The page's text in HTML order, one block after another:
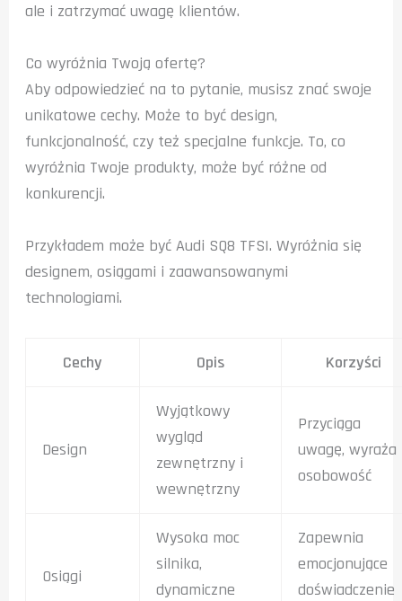
ale i zatrzymać uwagę klientów.
Co wyróżnia Twoją ofertę?
Aby odpowiedzieć na to pytanie, musisz znać swoje
unikatowe cechy. Może to być design,
funkcjonalność, czy też specjalne funkcje. To, co
wyróżnia Twoje produkty, może być różne od
konkurencji.
Przykładem może być Audi SQ8 TFSI. Wyróżnia się
designem, osiągami i zaawansowanymi
technologiami.
Cechy Opis Korzyści
Design
Wyjątkowy
wygląd
zewnętrzny i
wewnętrzny
Przyciąga
uwagę, wyraża
osobowość
Osiągi
Wysoka moc
silnika,
dynamiczne
Zapewnia
emocjonujące
doświadczenie